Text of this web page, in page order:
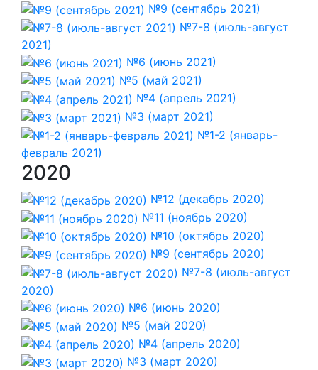
№9 (сентябрь 2021)
№7-8 (июль-август
2021)
№6 (июнь 2021)
№5 (май 2021)
№4 (апрель 2021)
№3 (март 2021)
№1-2 (январь-
февраль 2021)
2020
№12 (декабрь 2020)
№11 (ноябрь 2020)
№10 (октябрь 2020)
№9 (сентябрь 2020)
№7-8 (июль-август
2020)
№6 (июнь 2020)
№5 (май 2020)
№4 (апрель 2020)
№3 (март 2020)